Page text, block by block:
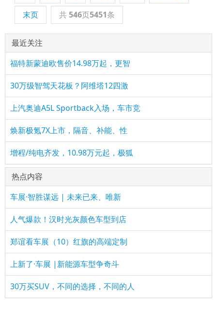
末页
共 546页5451条
最近关注
福特新蒙迪欧售价14.98万起，更智
30万级智驾天花板？阿维塔12四激
上汽奥迪A5L Sportback入场，车市竞
焕新极氪7X上市，隔音、补能、性
增程/纯电齐发，10.98万元起，极狐
热点内容
车展·智胜谋远 | 未来已来、唯新
人气爆款！汉时光灰颜色车型到店
郑谊看车展（10）红旗的高端定制
上新了·车展 |新能源车型争奇斗
30万买SUV，不同的选择，不同的人